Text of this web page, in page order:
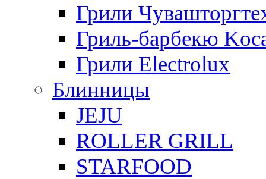
Грили
Гриль-барбекю
Грили Electrolux
Блинницы
JEJU
ROLLER GRILL
STARFOOD